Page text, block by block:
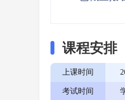
课程安排
上课时间
考试时间